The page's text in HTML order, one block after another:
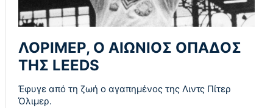
ΛΟΡΙΜΕΡ, Ο ΑΙΩΝΙΟΣ ΟΠΑΔΟΣ
ΤΗΣ LEEDS
Έφυγε από τη ζωή ο αγαπημένος της Λιντς Πίτερ
Όλιμερ.